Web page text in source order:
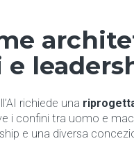
richiede una
i confini tra uomo e
e una diversa